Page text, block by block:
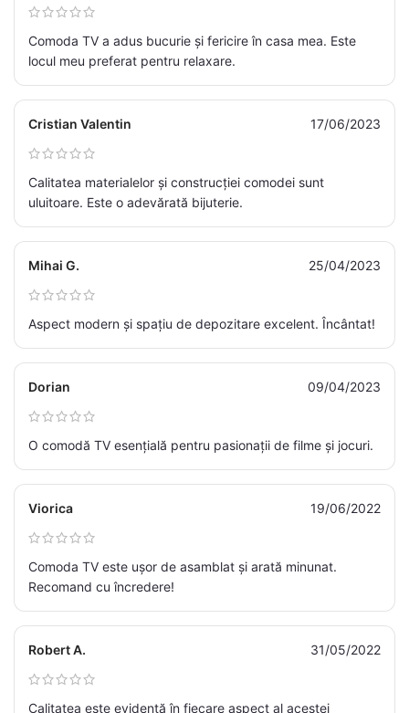
Comoda TV a adus bucurie și fericire în casa mea. Este
locul meu preferat pentru relaxare.
Cristian Valentin 17/06/2023
Calitatea materialelor și construcției comodei sunt
uluitoare. Este o adevărată bijuterie.
Mihai G. 25/04/2023
Aspect modern și spațiu de depozitare excelent. Încântat!
Dorian 09/04/2023
O comodă TV esențială pentru pasionații de filme și jocuri.
Viorica 19/06/2022
Comoda TV este ușor de asamblat și arată minunat.
Recomand cu încredere!
Robert A. 31/05/2022
Calitatea este evidentă în fiecare aspect al acestei